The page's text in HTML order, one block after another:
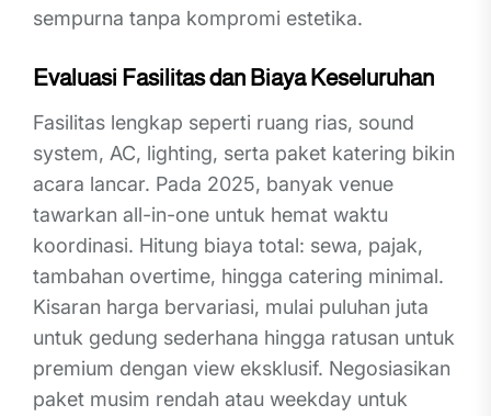
sempurna tanpa kompromi estetika.
Evaluasi Fasilitas dan Biaya Keseluruhan
Fasilitas lengkap seperti ruang rias, sound
system, AC, lighting, serta paket katering bikin
acara lancar. Pada 2025, banyak venue
tawarkan all-in-one untuk hemat waktu
koordinasi. Hitung biaya total: sewa, pajak,
tambahan overtime, hingga catering minimal.
Kisaran harga bervariasi, mulai puluhan juta
untuk gedung sederhana hingga ratusan untuk
premium dengan view eksklusif. Negosiasikan
paket musim rendah atau weekday untuk